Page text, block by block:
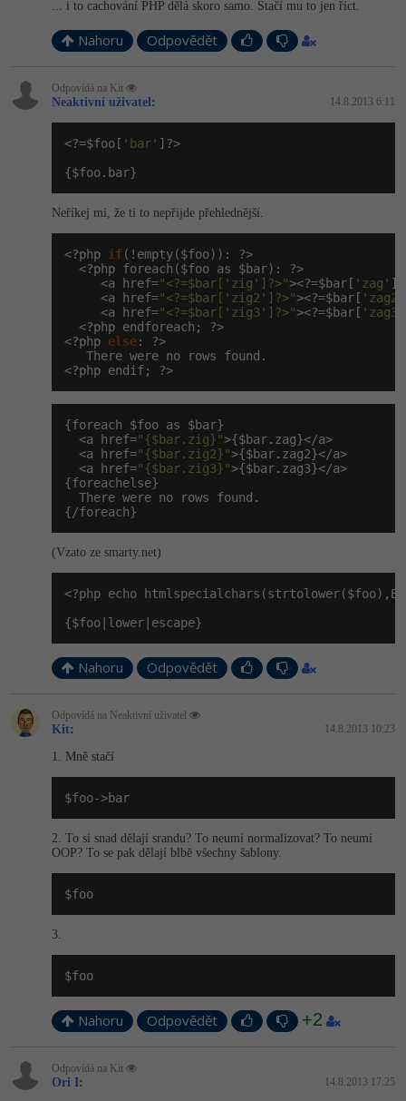
... i to cachování PHP dělá skoro samo. Stačí mu to jen říct.
Nahoru Odpovědět
Odpovídá na Kit
Neaktivní uživatel: 14.8.2013 6:11
<?=$foo[ 'bar' ]?>
{$foo.bar}
Neříkej mi, že ti to nepřijde přehlednější.
<?php if (!empty($foo)): ?>
  <?php foreach($foo as $bar): ?>
     <a href=
"<?=$bar['zig']?>"><?=$bar[ 'zag'
     <a href=
"<?=$bar['zig2']?>"><?=$bar[ 'zag2'
     <a href=
"<?=$bar['zig3']?>"><?=$bar[ 'zag3'
  <?php endforeach; ?>
<?php else: ?>
   There were no rows found.
<?php endif; ?>
{foreach $foo as $bar}
  <a href=
"{$bar.zig}">{$bar.zag}</a>
  <a href=
"{$bar.zig2}">{$bar.zag2}</a>
  <a href=
"{$bar.zig3}">{$bar.zag3}</a>
{foreachelse}
  There were no rows found.
{/foreach}
(Vzato ze smarty.net)
<?php echo
{$foo|lower|escape}
Nahoru Odpovědět
Odpovídá na Neaktivní uživatel
Kit: 14.8.2013 10:23
1. Mně stačí
$foo->bar
2. To si snad dělají srandu? To neumí normalizovat? To neumí
OOP? To se pak dělají blbě všechny šablony.
$foo
3.
$foo
Nahoru Odpovědět +2
Odpovídá na Kit
Ori I: 14.8.2013 17:25